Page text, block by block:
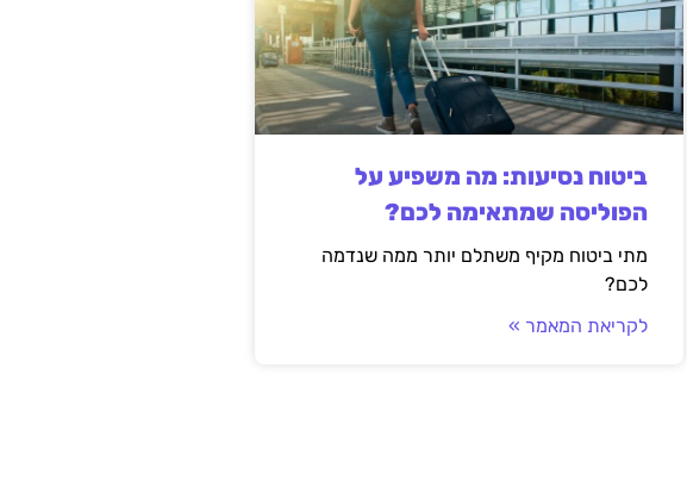
ביטוח נסיעות: מה משפיע על
הפוליסה שמתאימה לכם?
מתי ביטוח מקיף משתלם יותר ממה שנדמה
לכם?
לקריאת המאמר »